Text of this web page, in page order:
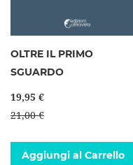
OLTRE IL PRIMO
SGUARDO
19,95 €
21,00 €
Aggiungi al Carrello